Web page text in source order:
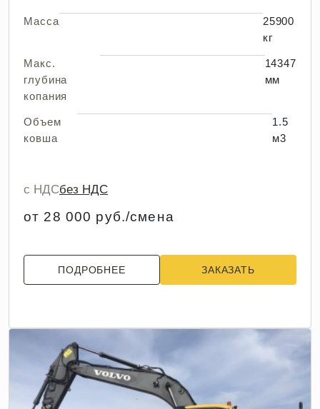
Масса
25900
кг
Макс.
глубина
копания
14347
мм
Объем
ковша
1.5
м3
с НДСбез НДС
от 28 000 руб./смена
ПОДРОБНЕЕ ЗАКАЗАТЬ